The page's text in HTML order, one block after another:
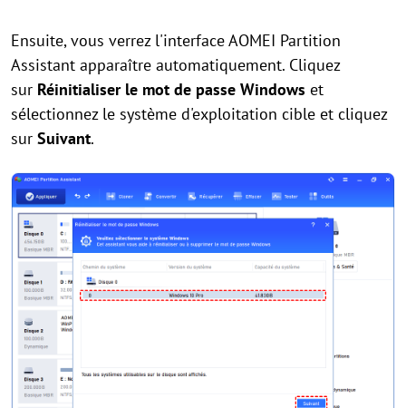
Ensuite, vous verrez l'interface AOMEI Partition
Assistant apparaître automatiquement. Cliquez
sur Réinitialiser le mot de passe Windows et
sélectionnez le système d'exploitation cible et cliquez
sur Suivant.